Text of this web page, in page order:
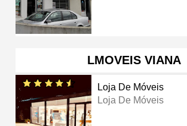
LMOVEIS VIANA
Loja De Móveis
Loja De Móveis